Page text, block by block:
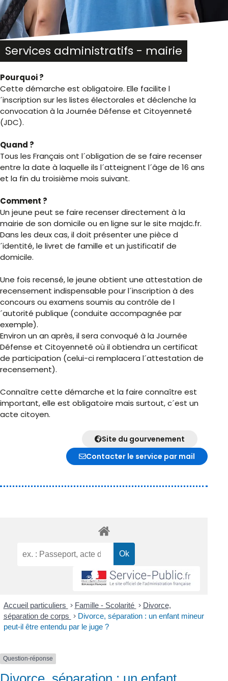
Services administratifs - mairie
Pourquoi ?
Cette démarche est obligatoire. Elle facilite l
´inscription sur les listes électorales et déclenche la
convocation à la Journée Défense et Citoyenneté
(JDC).
Quand ?
Tous les Français ont l´obligation de se faire recenser
entre la date à laquelle ils l´atteignent l´âge de 16 ans
et la fin du troisième mois suivant.
Comment ?
Un jeune peut se faire recenser directement à la
mairie de son domicile ou en ligne sur le site majdc.fr.
Dans les deux cas, il doit présenter une pièce d
´identité, le livret de famille et un justificatif de
domicile.
Une fois recensé, le jeune obtient une attestation de
recensement indispensable pour l´inscription à des
concours ou examens soumis au contrôle de l
´autorité publique (conduite accompagnée par
exemple).
Environ un an après, il sera convoqué à la Journée
Défense et Citoyenneté où il obtiendra un certificat
de participation (celui-ci remplacera l´attestation de
recensement).
Connaître cette démarche et la faire connaître est
important, elle est obligatoire mais surtout, c´est un
acte citoyen.
Site du gourvenement
Contacter le service par mail
Accueil particuliers > Famille - Scolarité > Divorce,
séparation de corps > Divorce, séparation : un enfant mineur
peut-il être entendu par le juge ?
Question-réponse